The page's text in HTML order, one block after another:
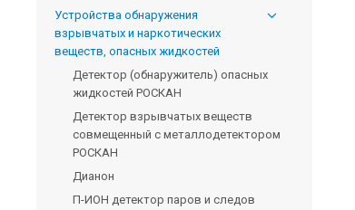
Устройства обнаружения
взрывчатых и наркотических
веществ, опасных жидкостей
Детектор (обнаружитель) опасных
жидкостей РОСКАН
Детектор взрывчатых веществ
совмещенный с металлодетектором
РОСКАН
Дианон
П-ИОН детектор паров и следов